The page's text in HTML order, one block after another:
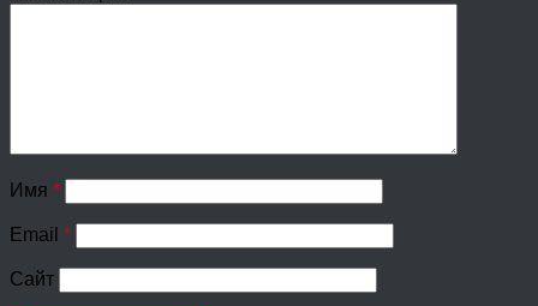
Имя *
Email *
Сайт